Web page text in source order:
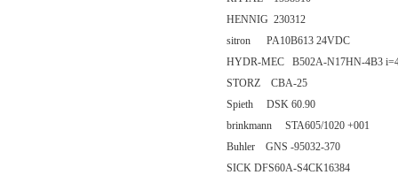
HENNIG 230312
sitron PA10B613 24VDC
HYDR-MEC B502A-N17HN-4B3
STORZ CBA-25
Spieth DSK 60.90
brinkmann STA605/1020 +001
Buhler GNS -95032-370
SICK DFS60A-S4CK16384